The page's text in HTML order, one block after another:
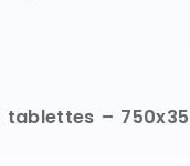
tablettes –